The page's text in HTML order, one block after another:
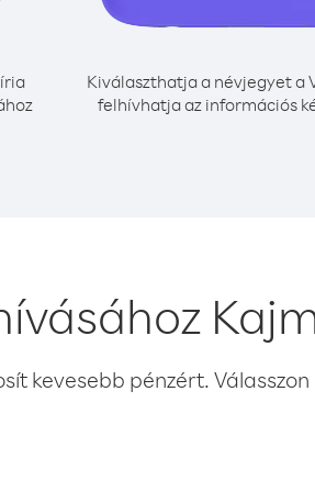
Kiválaszthatja a névjegyet a
felhívhatja az információs
kevesebb pénzért.